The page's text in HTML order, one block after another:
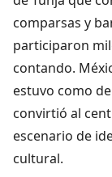
comparsas y
participaron
contando.
estuvo como
convirtió al
escenario de
cultural.